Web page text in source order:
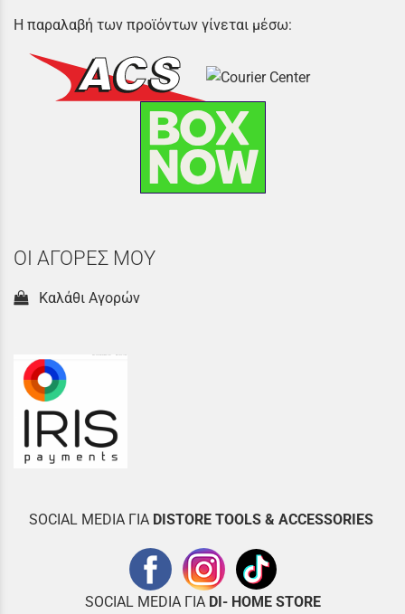
Η παραλαβή των προϊόντων γίνεται μέσω:
ΟΙ ΑΓΟΡΕΣ ΜΟΥ
Καλάθι Αγορών
SOCIAL MEDIA ΓΙΑ DISTORE TOOLS & ACCESSORIES
SOCIAL MEDIA ΓΙΑ DI- HOME STORE